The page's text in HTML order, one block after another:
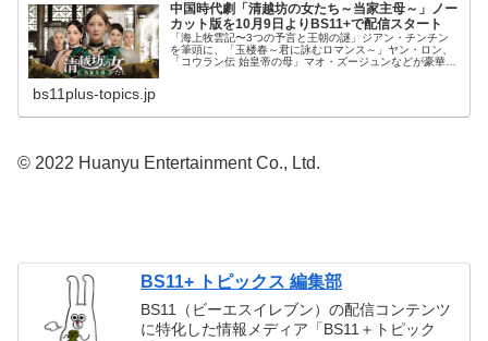
中国時代劇「清越坊の女たち～当家主母～」ノー
カット版を10月9日よりBS11+で配信スタート
「海上牧雲記〜3つの予言と王朝の謎」ジアン・チンチン
を筆頭に、「玉楼春～君に詠むロマンス～」ヤン・ロン、
「コウラン伝 始皇帝の母」マオ・ズージュンなどが豪華共
bs11plus-topics.jp
© 2022 Huanyu Entertainment Co., Ltd.
BS11+ トピックス 編集部
BS11（ビーエスイレブン）の配信コンテンツ
に特化した情報メディア「BS11＋トピック